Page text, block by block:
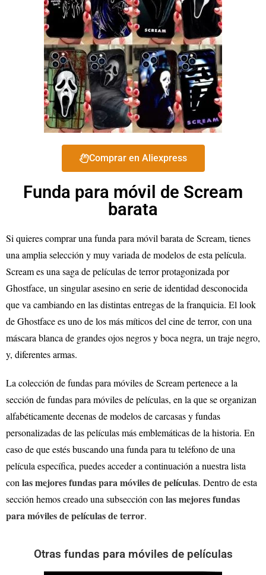
Comprar en Aliexpress
Funda para móvil de Scream
barata
Si quieres comprar una funda para móvil barata de Scream, tienes
una amplia selección y muy variada de modelos de esta película.
Scream es una saga de películas de terror protagonizada por
Ghostface, un singular asesino en serie de identidad desconocida
que va cambiando en las distintas entregas de la franquicia. El look
de Ghostface es uno de los más míticos del cine de terror, con una
máscara blanca de grandes ojos negros y boca negra, un traje negro,
y, diferentes armas.
La colección de fundas para móviles de Scream pertenece a la
sección de fundas para móviles de películas, en la que se organizan
alfabéticamente decenas de modelos de carcasas y fundas
personalizadas de las películas más emblemáticas de la historia. En
caso de que estés buscando una funda para tu teléfono de una
película específica, puedes acceder a continuación a nuestra lista
con las mejores fundas para móviles de películas. Dentro de esta
sección hemos creado una subsección con las mejores fundas
para móviles de películas de terror.
Otras fundas para móviles de películas